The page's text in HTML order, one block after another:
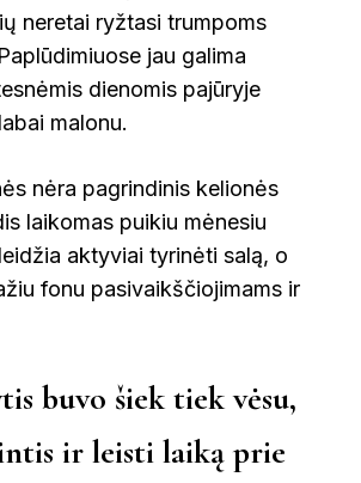
neretai ryžtasi trumpoms
jau galima
dienomis pajūryje
malonu.
nėra pagrindinis kelionės
laikomas puikiu mėnesiu
aktyviai tyrinėti salą, o
fonu pasivaikščiojimams ir
buvo šiek tiek vėsu,
ir leisti laiką prie